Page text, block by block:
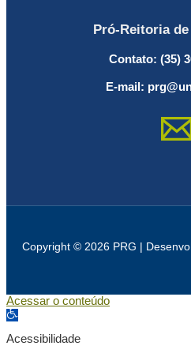
Pró-Reitoria
Contato: (35)
E-mail:
Copyright © 2026 PRG |
Acessar o conteúdo
Abrir a barra de ferramentas
Acessibilidade